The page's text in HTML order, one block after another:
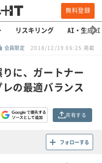
無料登録
リスキリング AI・生成AI
会員限定 2018/12/19 06:25 掲載
りに、ガートナー
の最適バランス
共有する
フォローする